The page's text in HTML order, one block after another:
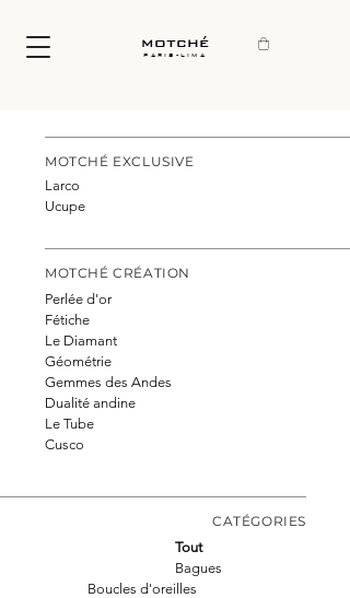
motché
paris-lima
MOTCHÉ EXCLUSIVE
Larco
Ucupe
MOTCHÉ CRÉATION
Perlée d'or
Fétiche
Le Diamant
Géométrie
Gemmes des Andes
Dualité andine
Le Tube
Cusco
CATÉGORIES
Tout
Bagues
Boucles d'oreilles